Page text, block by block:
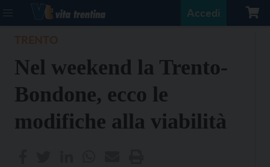
Accedi
Nel weekend la Trento-
Bondone, ecco le
modifiche alla viabilità